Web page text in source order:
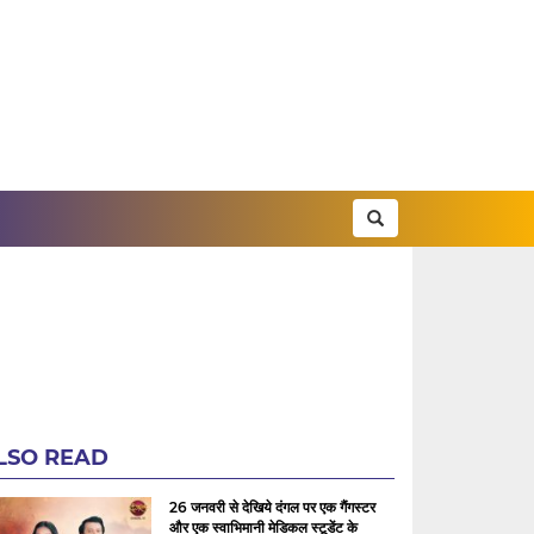
READ
26 जनवरी से देखिये दंगल पर एक गैंगस्टर
और एक स्वाभिमानी मेडिकल स्टूडेंट के